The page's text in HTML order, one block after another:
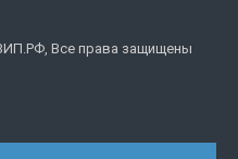
Все права защищены